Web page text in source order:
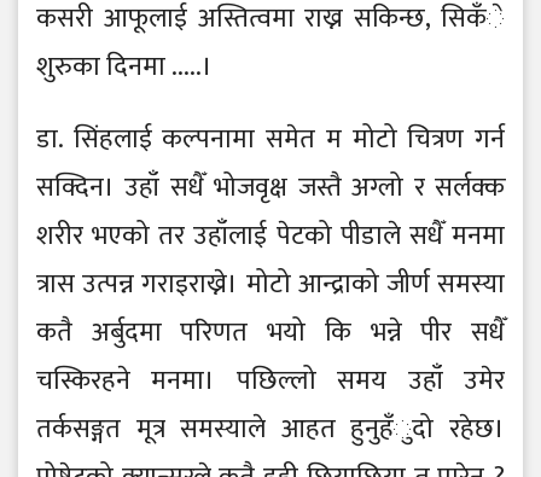
कसरी आफूलाई अस्तित्वमा राख्न सकिन्छ, सिकँे
शुरुका दिनमा .....।
डा. सिंहलाई कल्पनामा समेत म मोटो चित्रण गर्न
सक्दिन। उहाँ सधैँ भोजवृक्ष जस्तै अग्लो र सर्लक्क
शरीर भएको तर उहाँलाई पेटको पीडाले सधैँ मनमा
त्रास उत्पन्न गराइराख्ने। मोटो आन्द्राको जीर्ण समस्या
कतै अर्बुदमा परिणत भयो कि भन्ने पीर सधैँ
चस्किरहने मनमा। पछिल्लो समय उहाँ उमेर
तर्कसङ्गत मूत्र समस्याले आहत हुनुहँुदो रहेछ।